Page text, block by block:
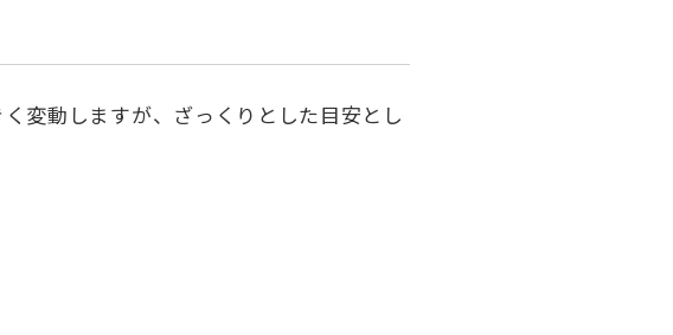
変動しますが、ざっくりとした目安とし